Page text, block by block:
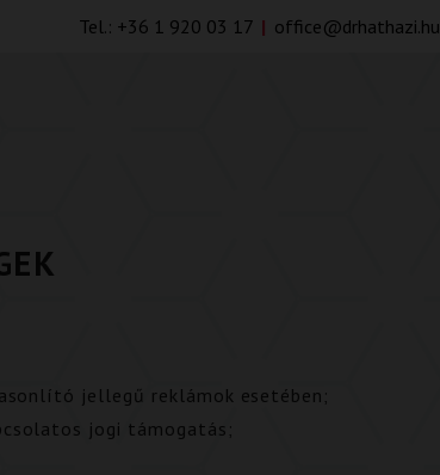
Tel.: +36 1 920 03 17 | office@drhathazi.hu
jellegű reklámok esetében;
jogi támogatás;